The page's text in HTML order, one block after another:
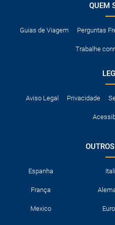
QUEM
Guias de Viagem Perguntas
Trabalhe
Aviso Legal Privacidade
Espanha
França
Mexico